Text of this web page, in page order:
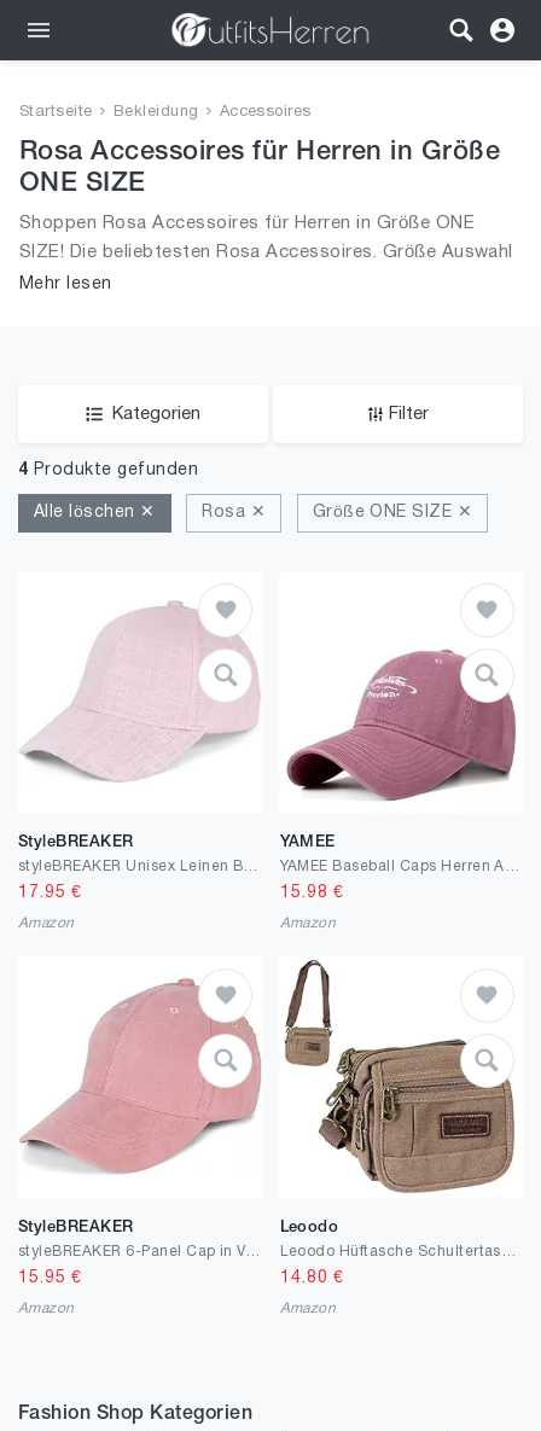
Bekleidung
Schuhe
Startseite Bekleidung Accessoires
Rosa Accessoires für Herren in Größe
ONE SIZE
Shoppen Rosa Accessoires für Herren in Größe ONE
SIZE! Die beliebtesten Rosa Accessoires. Größe Auswahl
an Rosa Accessoires in Größe ONE SIZE und alle Trends
Mehr lesen
Kategorien Filter
4 Produkte gefunden
Alle löschen ✕ Rosa ✕ Größe ONE SIZE ✕
StyleBREAKER
17.95 €
Amazon
YAMEE
15.98 €
Amazon
StyleBREAKER
styleBREAKER 6-Panel Cap in Veloursleder Optik, Wildleder Optik, Baseball Cap, verstellbar, Unisex 04023049
15.95 €
Amazon
Leoodo
14.80 €
Amazon
Fashion Shop Kategorien